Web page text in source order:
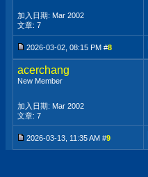
加入日期: Mar 2002
文章: 7
2026-03-02, 08:15 PM #8
acerchang
New Member
加入日期: Mar 2002
文章: 7
2026-03-13, 11:35 AM #9